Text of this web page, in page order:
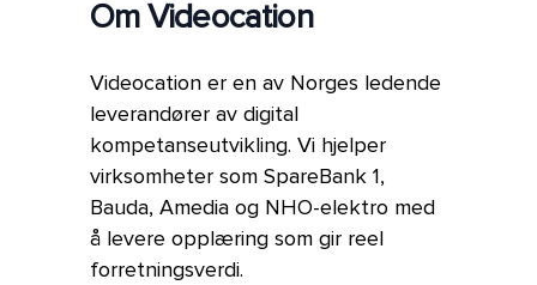
Om Videocation
Videocation er en av Norges ledende
leverandører av digital
kompetanseutvikling. Vi hjelper
virksomheter som SpareBank 1,
Bauda, Amedia og NHO-elektro med
å levere opplæring som gir reel
forretningsverdi.